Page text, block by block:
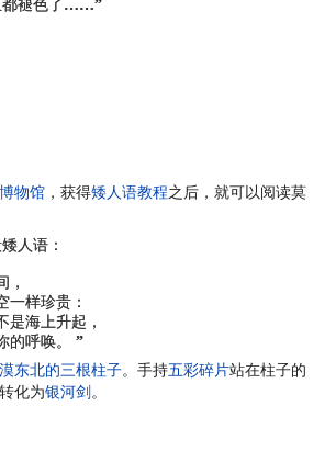
都褪色了……”
博物馆 ，获得矮人语教程之后，就可以阅读莫
人语：
，
一样珍贵：
是海上升起，
的呼唤。 ”
东北的三根柱子。手持五彩碎片站在柱子的
化为银河剑。